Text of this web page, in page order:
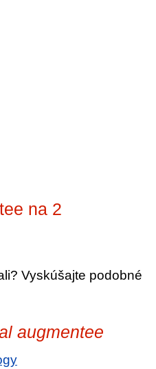
na 2
Vyskúšajte podobné
augmentee